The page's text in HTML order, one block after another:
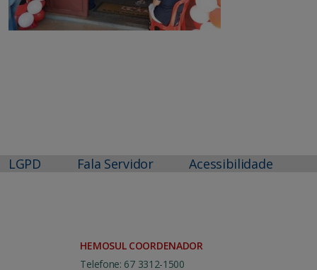
LGPD Fala Servidor Acessibilidade
HEMOSUL COORDENADOR
Telefone: 67 3312-1500